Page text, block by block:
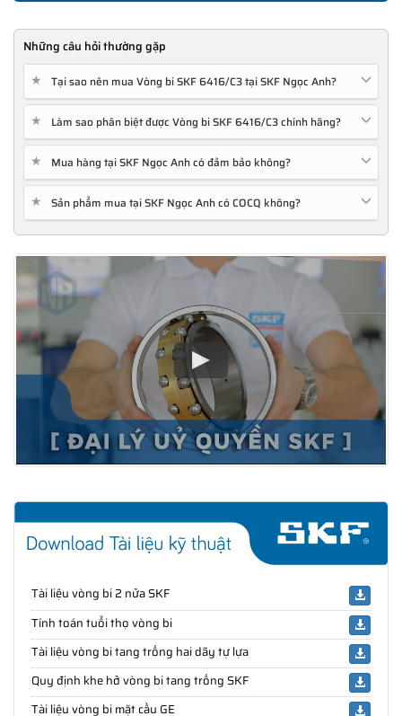
Những câu hỏi thường gặp
★ Tại sao nên mua Vòng bi SKF 6416/C3 tại SKF Ngọc Anh?
★ Làm sao phân biệt được Vòng bi SKF 6416/C3 chính hãng?
★ Mua hàng tại SKF Ngọc Anh có đảm bảo không?
★ Sản phẩm mua tại SKF Ngọc Anh có COCQ không?
Tài liệu vòng bi 2 nửa SKF
Tính toán tuổi thọ vòng bi
Tài liệu vòng bi tang trống hai dãy tự lựa
Quy định khe hở vòng bi tang trống SKF
Tài liệu vòng bi mặt cầu GE